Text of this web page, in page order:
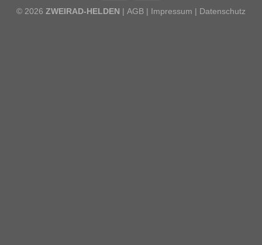
© 2026 ZWEIRAD-HELDEN | AGB | Impressum | Datenschutz